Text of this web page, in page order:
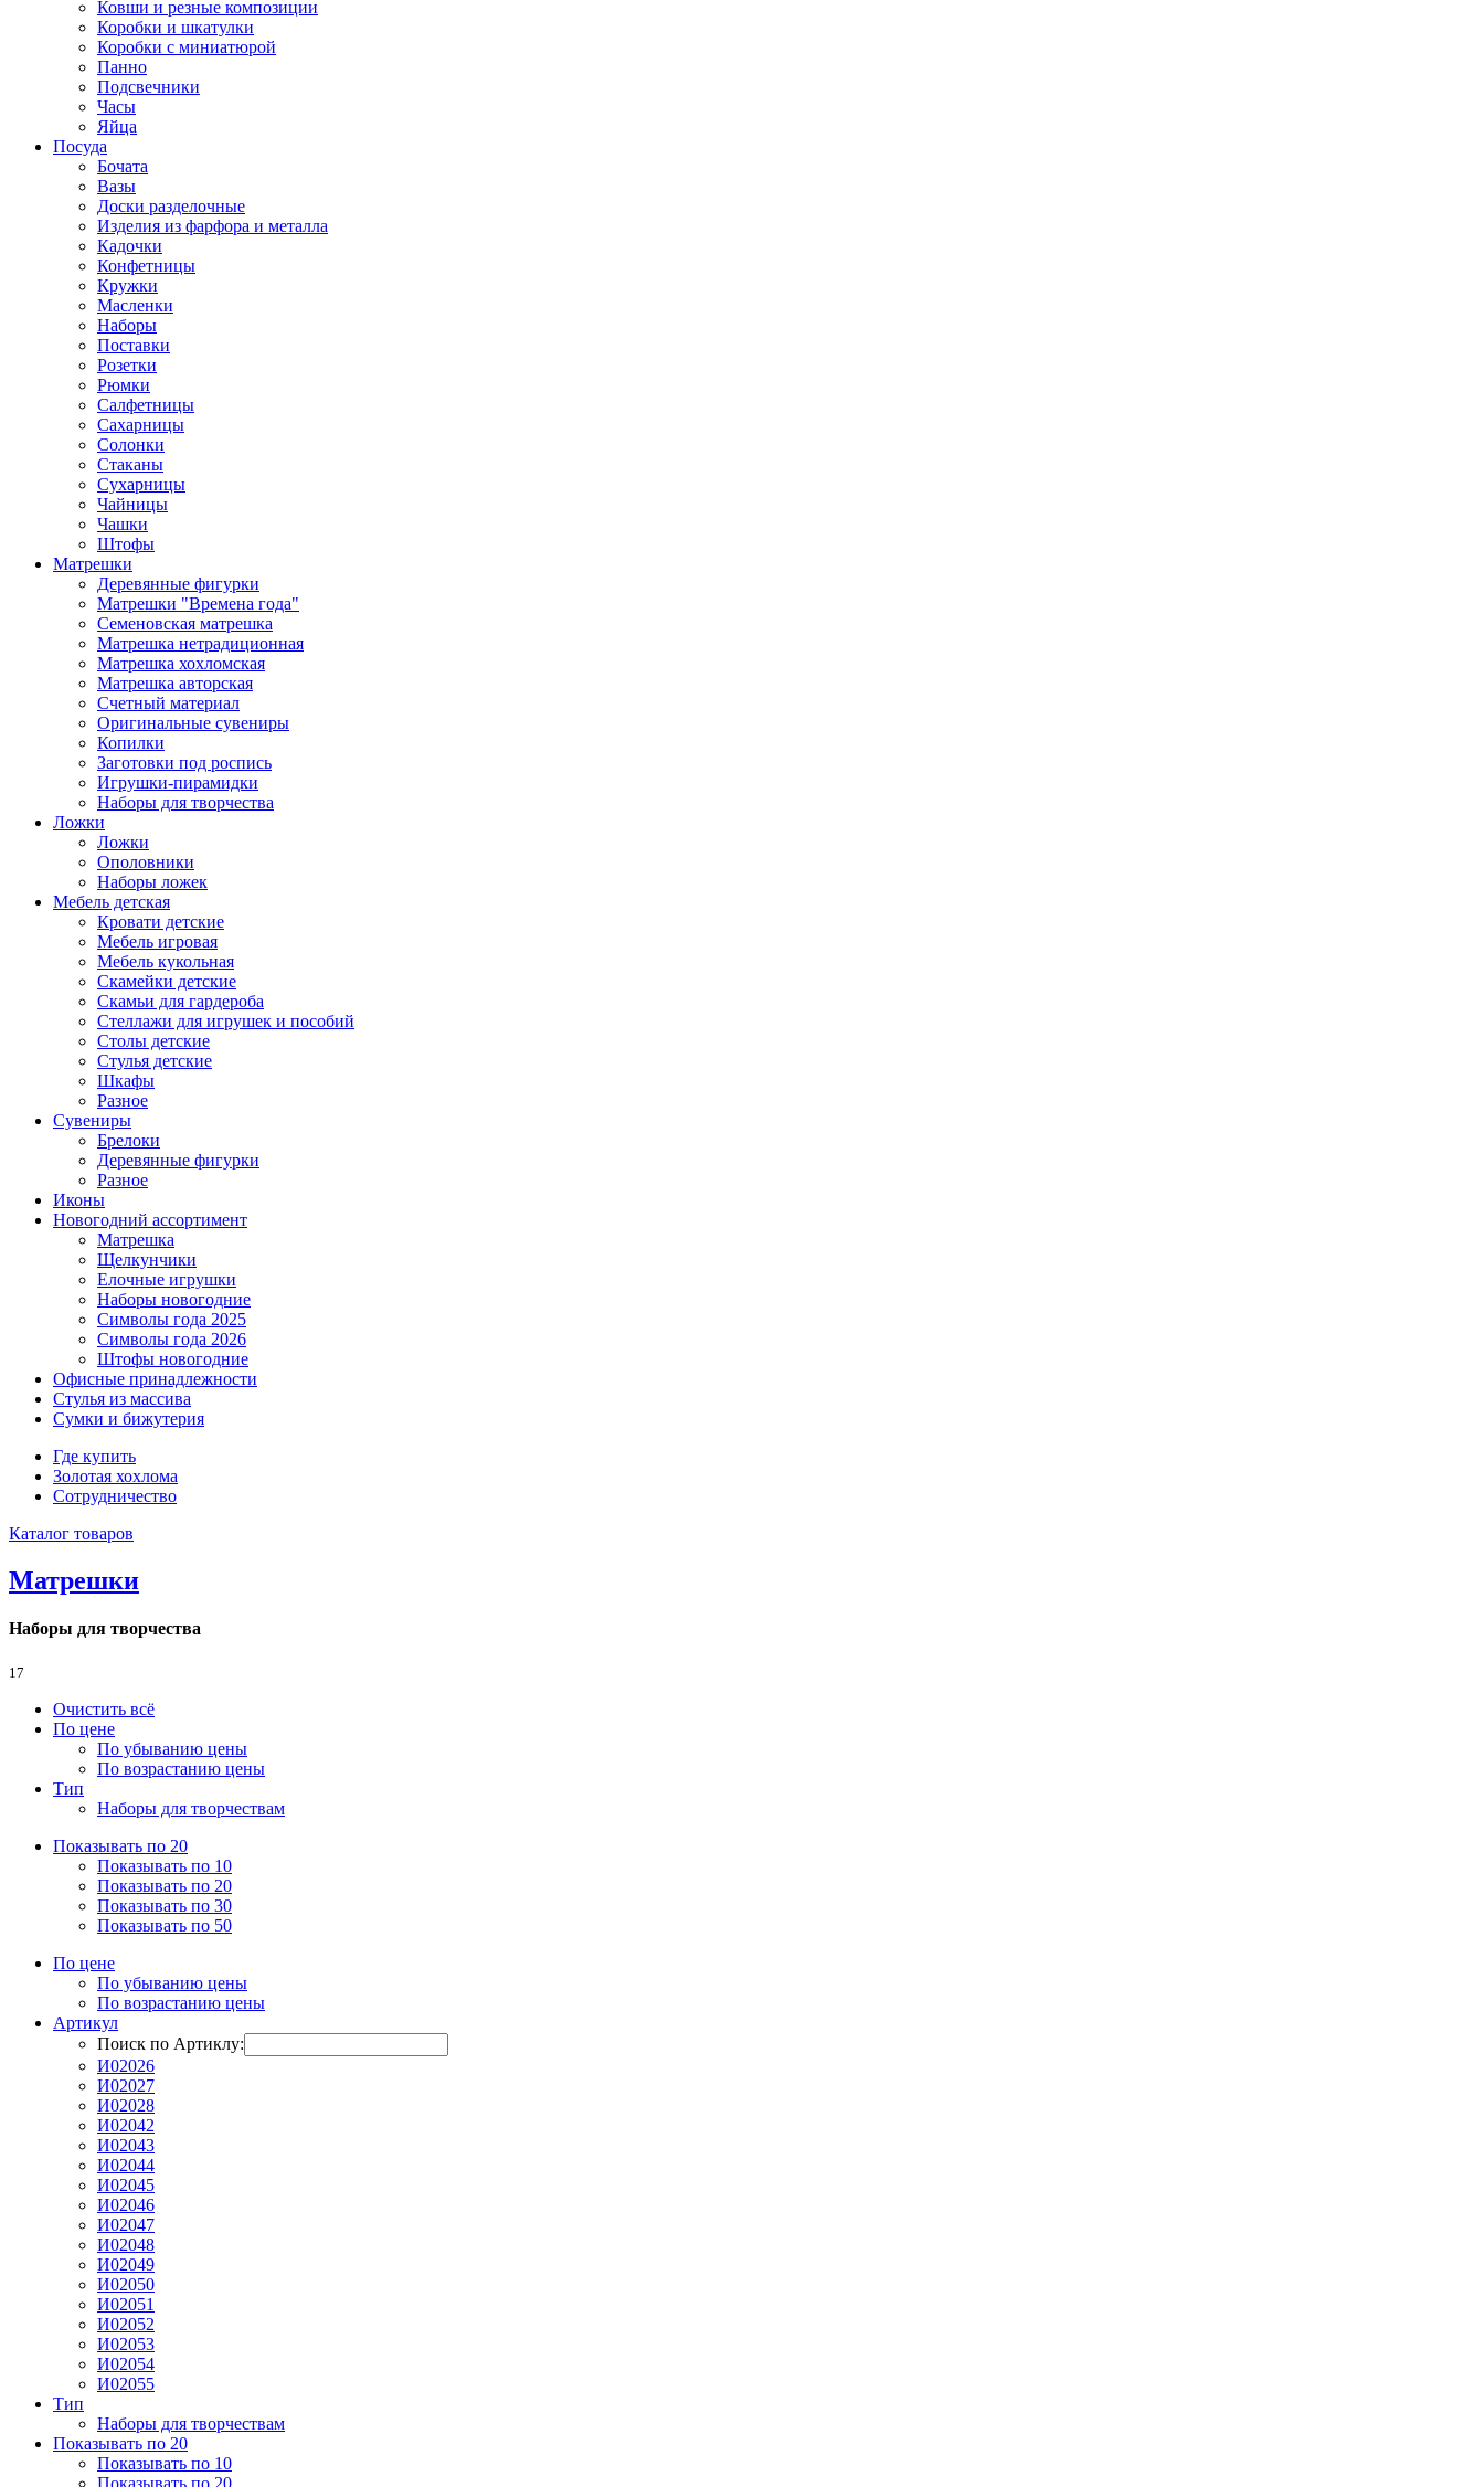
Ковши и резные композиции
Коробки и шкатулки
Коробки с миниатюрой
Панно
Подсвечники
Часы
Яйца
Посуда
Бочата
Вазы
Доски разделочные
Изделия из фарфора и металла
Кадочки
Конфетницы
Кружки
Масленки
Наборы
Поставки
Розетки
Рюмки
Салфетницы
Сахарницы
Солонки
Стаканы
Сухарницы
Чайницы
Чашки
Штофы
Матрешки
Деревянные фигурки
Матрешки "Времена года"
Семеновская матрешка
Матрешка нетрадиционная
Матрешка хохломская
Матрешка авторская
Счетный материал
Оригинальные сувениры
Копилки
Заготовки под роспись
Игрушки-пирамидки
Наборы для творчества
Ложки
Ложки
Ополовники
Наборы ложек
Мебель детская
Кровати детские
Мебель игровая
Мебель кукольная
Скамейки детские
Скамьи для гардероба
Стеллажи для игрушек и пособий
Столы детские
Стулья детские
Шкафы
Разное
Сувениры
Брелоки
Деревянные фигурки
Разное
Иконы
Новогодний ассортимент
Матрешка
Щелкунчики
Елочные игрушки
Наборы новогодние
Символы года 2025
Символы года 2026
Штофы новогодние
Офисные принадлежности
Стулья из массива
Сумки и бижутерия
Где купить
Золотая хохлома
Сотрудничество
Каталог товаров
Матрешки
Наборы для творчества
17
Очистить всё
По цене
По убыванию цены
По возрастанию цены
Тип
Наборы для творчествам
Показывать по 20
Показывать по 10
Показывать по 20
Показывать по 30
Показывать по 50
По цене
По убыванию цены
По возрастанию цены
Артикул
Поиск по Артиклу:
И02026
И02027
И02028
И02042
И02043
И02044
И02045
И02046
И02047
И02048
И02049
И02050
И02051
И02052
И02053
И02054
И02055
Тип
Наборы для творчествам
Показывать по 20
Показывать по 10